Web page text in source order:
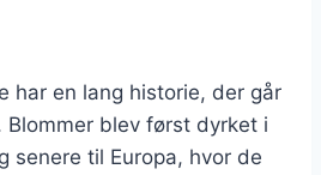
har en lang historie, der går
blev først dyrket i
senere til Europa, hvor de